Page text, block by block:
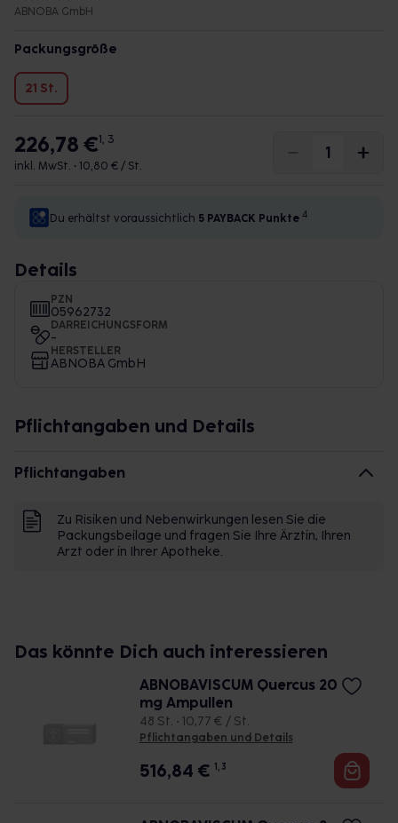
ABNOBA GmbH
Packungsgröße
21 St.
226,78 €1, 3
inkl. MwSt. • 10,80 € / St.
Du erhältst voraussichtlich 5 PAYBACK Punkte 4
Details
PZN
05962732
DARREICHUNGSFORM
-
HERSTELLER
ABNOBA GmbH
Pflichtangaben und Details
Pflichtangaben
Zu Risiken und Nebenwirkungen lesen Sie die
Packungsbeilage und fragen Sie Ihre Ärztin, Ihren
Arzt oder in Ihrer Apotheke.
Das könnte Dich auch interessieren
ABNOBAVISCUM Quercus 20
mg Ampullen
48 St. • 10,77 € / St.
Pflichtangaben und Details
516,84 € 1, 3